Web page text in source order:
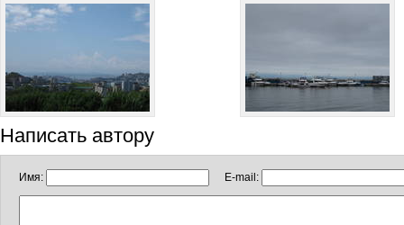
Написать автору
Имя: E-mail: